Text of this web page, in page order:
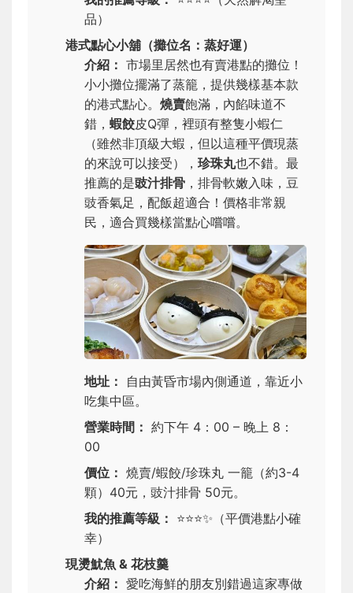
品）
港式點心小舖（攤位名：蒸好運）
介紹： 市場里居然也有賣港點的攤位！
小小攤位擺滿了蒸籠，提供幾樣基本款
的港式點心。 燒賣飽滿，內餡味道不
錯， 蝦餃皮Q彈，裡頭有整隻小蝦仁
（雖然非頂級大蝦，但以這種平價現蒸
的來說可以接受）， 珍珠丸也不錯。最
推薦的是豉汁排骨 ，排骨軟嫩入味，豆
豉香氣足，配飯超適合！價格非常親
民，適合買幾樣當點心嚐嚐。
地址：
自由黃昏市場內側通道，靠近小
吃集中區。
營業時間： 約下午 4：00 – 晚上 8：
00
價位： 燒賣/蝦餃/珍珠丸 一籠（約3-4
顆）40元，豉汁排骨 50元。
我的推薦等級： ⭐⭐⭐✨ （平價港點小確
幸）
現燙魷魚 & 花枝羹
介紹： 愛吃海鮮的朋友別錯過這家專做